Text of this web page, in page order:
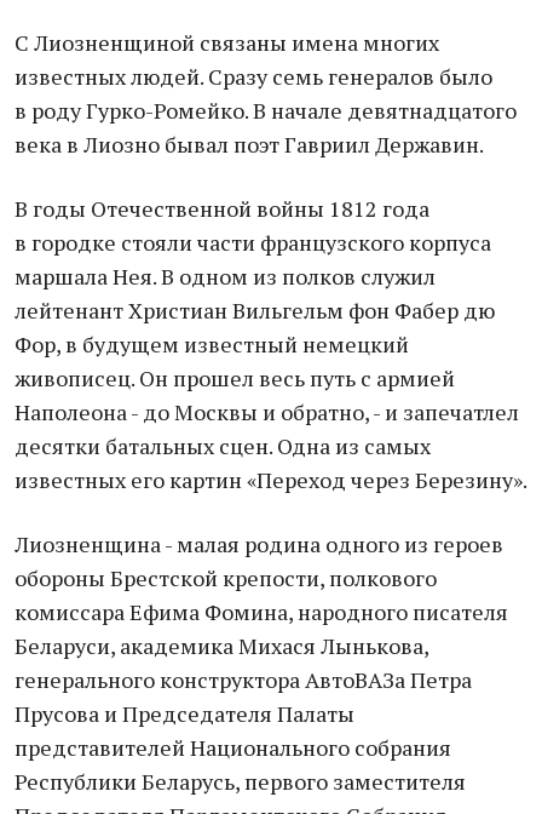
С Лиозненщиной связаны имена многих
известных людей. Сразу семь генералов было
в роду Гурко-Ромейко. В начале девятнадцатого
века в Лиозно бывал поэт Гавриил Державин.
В годы Отечественной войны 1812 года
в городке стояли части французского корпуса
маршала Нея. В одном из полков служил
лейтенант Христиан Вильгельм фон Фабер дю
Фор, в будущем известный немецкий
живописец. Он прошел весь путь с армией
Наполеона - до Москвы и обратно, - и запечатлел
десятки батальных сцен. Одна из самых
известных его картин «Переход через Березину».
Лиозненщина - малая родина одного из героев
обороны Брестской крепости, полкового
комиссара Ефима Фомина, народного писателя
Беларуси, академика Михася Лынькова,
генерального конструктора АвтоВАЗа Петра
Прусова и Председателя Палаты
представителей Национального собрания
Республики Беларусь, первого заместителя